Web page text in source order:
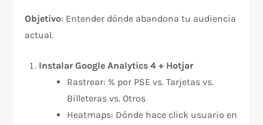
Objetivo: Entender dónde abandona tu audiencia
actual.
Instalar Google Analytics 4 + Hotjar
Rastrear: % por PSE vs. Tarjetas vs.
Billeteras vs. Otros
Heatmaps: Dónde hace click usuario en